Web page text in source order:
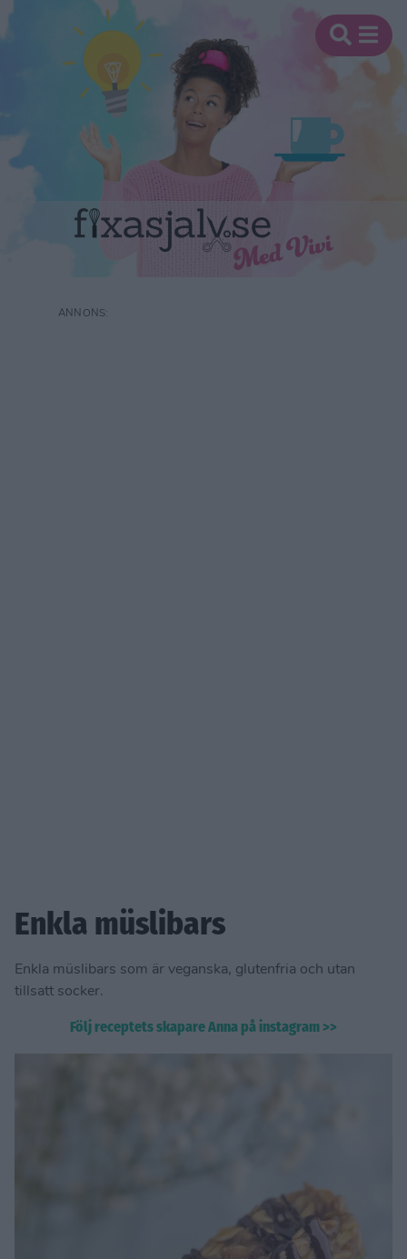
Enkla müslibars
Enkla müslibars som är veganska, glutenfria och utan
tillsatt socker.
Följ receptets skapare Anna på instagram >>